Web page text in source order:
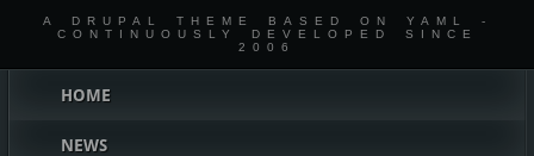
A DRUPAL THEME BASED ON YAML -
CONTINUOUSLY DEVELOPED SINCE
2006
Hauptmenü
HOME
NEWS